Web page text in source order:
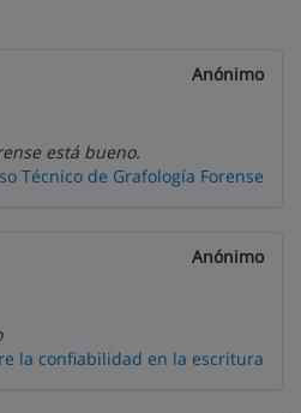
Anónimo
está bueno.
Técnico de Grafología Forense
Anónimo
la confiabilidad en la escritura